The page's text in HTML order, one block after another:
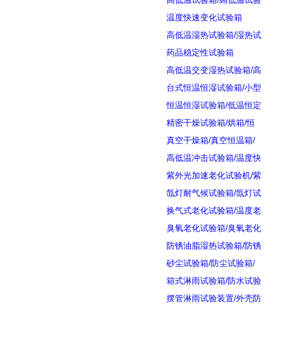
温度快速变化试验箱
高低温湿热试验箱/湿热试
药品稳定性试验箱
高低温交变湿热试验箱/高
台式恒温恒湿试验箱/小型
恒温恒湿试验箱/低温恒定
精密干燥试验箱/烘箱/恒
真空干燥箱/真空恒温箱/
高低温冲击试验箱/温度快
紫外光加速老化试验机/紫
氙灯耐气候试验箱/氙灯试
换气式老化试验箱/温度老
臭氧老化试验箱/臭氧老化
防锈油脂湿热试验箱/防锈
砂尘试验箱/防尘试验箱/
箱式淋雨试验箱/防水试验
摆管淋雨试验装置/外壳防